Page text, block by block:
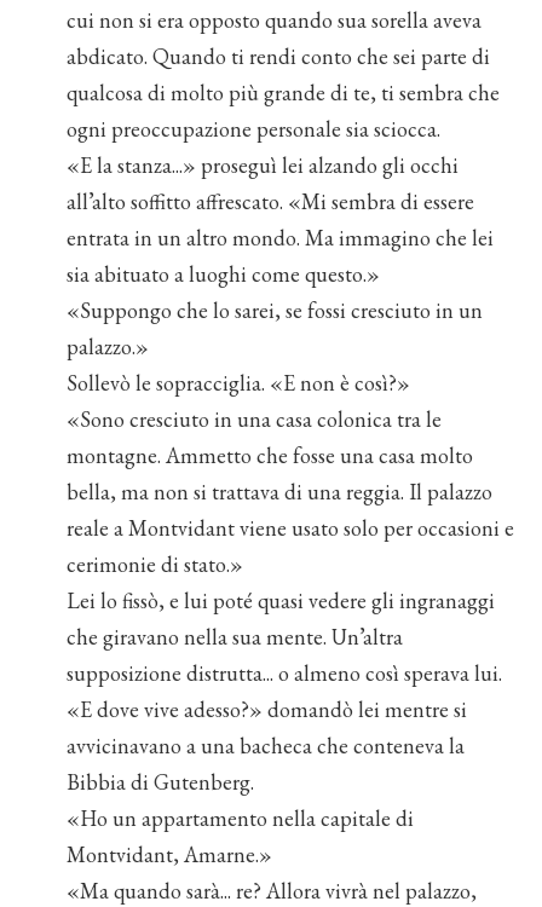
cui non si era opposto quando sua sorella aveva
abdicato. Quando ti rendi conto che sei parte di
qualcosa di molto più grande di te, ti sembra che
ogni preoccupazione personale sia sciocca.
«E la stanza...» proseguì lei alzando gli occhi
all’alto soffitto affrescato. «Mi sembra di essere
entrata in un altro mondo. Ma immagino che lei
sia abituato a luoghi come questo.»
«Suppongo che lo sarei, se fossi cresciuto in un
palazzo.»
Sollevò le sopracciglia. «E non è così?»
«Sono cresciuto in una casa colonica tra le
montagne. Ammetto che fosse una casa molto
bella, ma non si trattava di una reggia. Il palazzo
reale a Montvidant viene usato solo per occasioni e
cerimonie di stato.»
Lei lo fissò, e lui poté quasi vedere gli ingranaggi
che giravano nella sua mente. Un’altra
supposizione distrutta... o almeno così sperava lui.
«E dove vive adesso?» domandò lei mentre si
avvicinavano a una bacheca che conteneva la
Bibbia di Gutenberg.
«Ho un appartamento nella capitale di
Montvidant, Amarne.»
«Ma quando sarà... re? Allora vivrà nel palazzo,